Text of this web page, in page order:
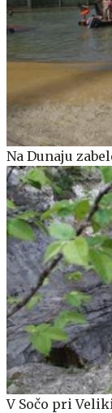
Na Dunaju
V Sočo pri